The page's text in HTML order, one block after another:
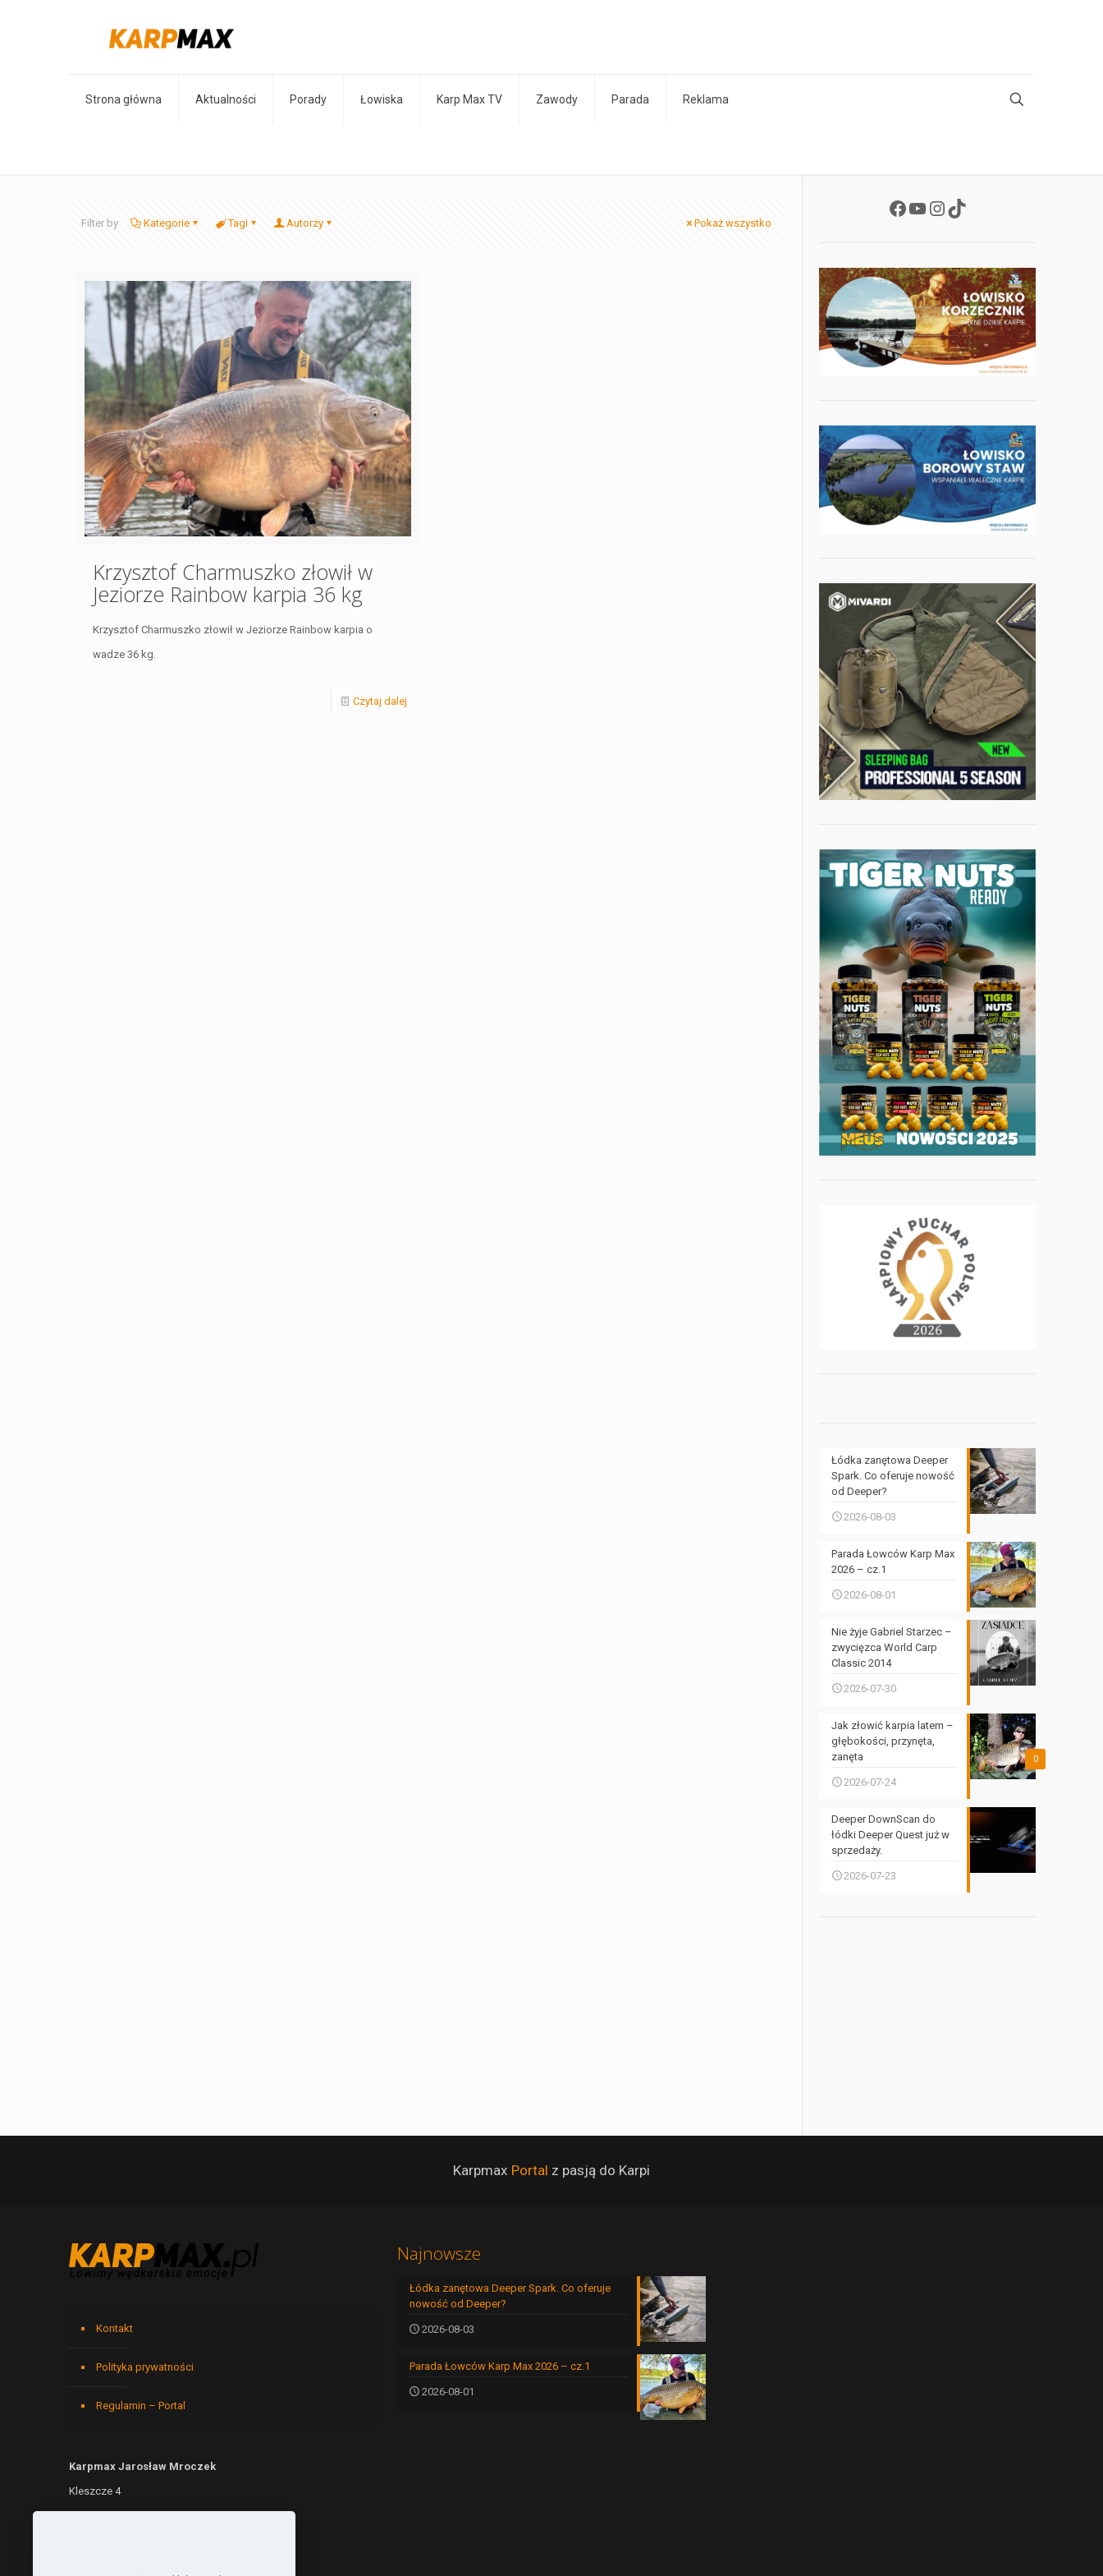
Strona główna Aktualności Porady Łowiska Karp Max TV Zawody Parada Reklama
Filter by Kategorie Tagi Autorzy Pokaż wszystko
Krzysztof Charmuszko złowił w
Jeziorze Rainbow karpia 36 kg
Krzysztof Charmuszko złowił w Jeziorze Rainbow karpia o
wadze 36 kg.
Czytaj dalej
Facebook
YouTube
Instagram
TikTok
Łódka zanętowa Deeper
Spark. Co oferuje nowość
od Deeper?
2026-08-03
Parada Łowców Karp Max
2026 – cz.1
2026-08-01
Nie żyje Gabriel Starzec –
zwycięzca World Carp
Classic 2014
2026-07-30
0
Jak złowić karpia latem –
głębokości, przynęta,
zanęta
2026-07-24
Deeper DownScan do
łódki Deeper Quest już w
sprzedaży.
2026-07-23
Karpmax Portal z pasją do Karpi
Kontakt
Polityka prywatności
Regulamin – Portal
Karpmax Jarosław Mroczek
Kleszcze 4
Najnowsze
Łódka zanętowa Deeper Spark. Co oferuje
nowość od Deeper?
2026-08-03
Parada Łowców Karp Max 2026 – cz.1
2026-08-01